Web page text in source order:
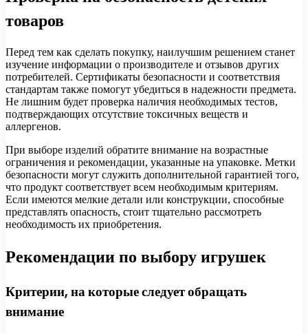
товаров
Перед тем как сделать покупку, наилучшим решением станет
изучение информации о производителе и отзывов других
потребителей. Сертификаты безопасности и соответствия
стандартам также помогут убедиться в надежности предмета.
Не лишним будет проверка наличия необходимых тестов,
подтверждающих отсутствие токсичных веществ и
аллергенов.
При выборе изделий обратите внимание на возрастные
ограничения и рекомендации, указанные на упаковке. Метки
безопасности могут служить дополнительной гарантией того,
что продукт соответствует всем необходимым критериям.
Если имеются мелкие детали или конструкции, способные
представлять опасность, стоит тщательно рассмотреть
необходимость их приобретения.
Рекомендации по выбору игрушек
Критерии, на которые следует обращать
внимание